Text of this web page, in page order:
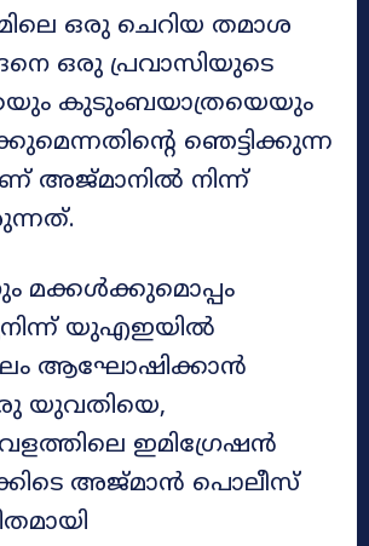
ഒരു ചെറിയ തമാശ
ഒരു പ്രവാസിയുടെ
കുടുംബയാത്രയെയും
ഞെട്ടിക്കുന്ന
അജ്മാനിൽ നിന്ന്
മക്കൾക്കുമൊപ്പം
യുഎഇയിൽ
ആഘോഷിക്കാൻ
യുവതിയെ,
ഇമിഗ്രേഷൻ
അജ്മാൻ പൊലീസ്